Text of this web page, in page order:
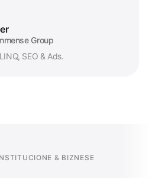
Group
SEO & Ads.
& BIZNESE